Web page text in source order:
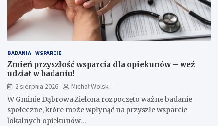
BADANIA WSPARCIE
Zmień przyszłość wsparcia dla opiekunów – weź
udział w badaniu!
2 sierpnia 2026
Michał Wolski
W Gminie Dąbrowa Zielona rozpoczęto ważne badanie
społeczne, które może wpłynąć na przyszłe wsparcie
lokalnych opiekunów…